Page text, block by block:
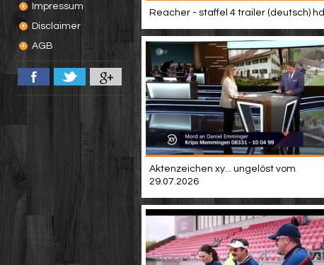
Impressum
Disclaimer
AGB
Reacher - staffel 4 trailer (deutsch) hd
Aktenzeichen xy... ungelöst vom
29.07.2026